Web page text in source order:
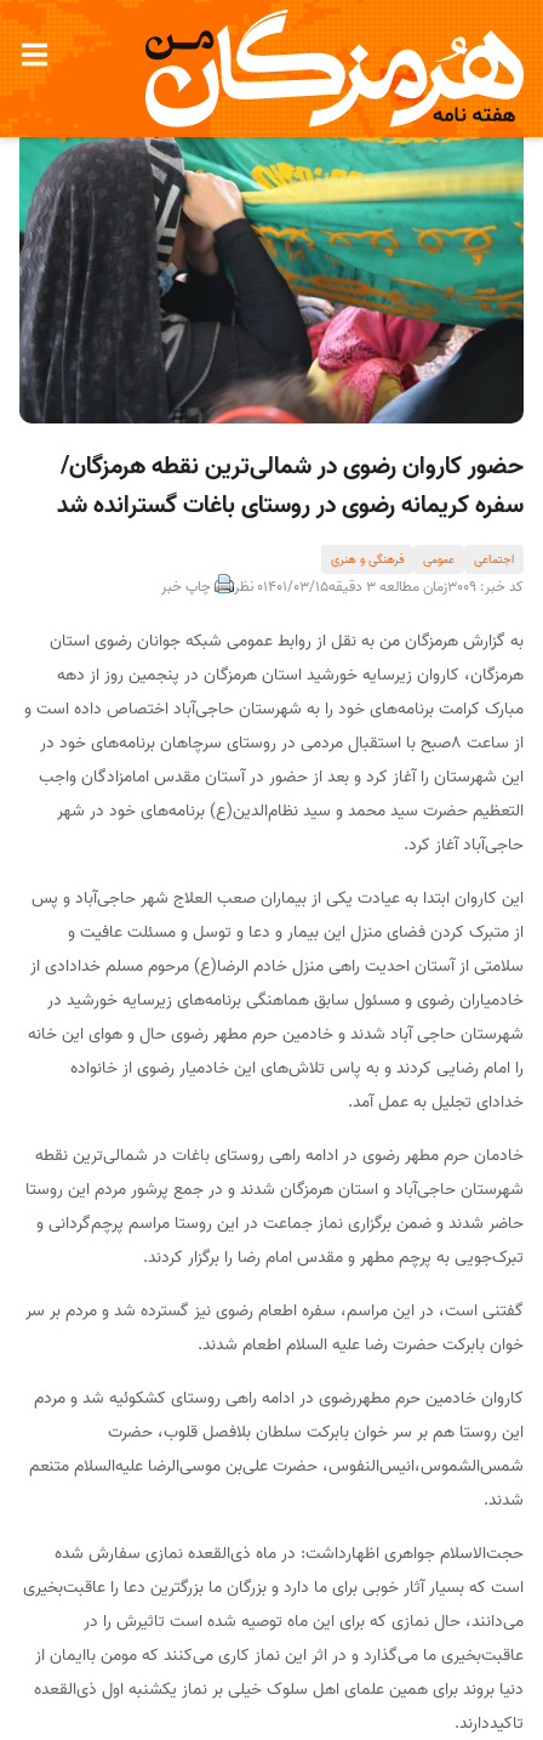
حضور کاروان رضوی در شمالی‌‌ترین نقطه هرمزگان/
سفره کریمانه رضوی در روستای باغات گسترانده شد
اجتماعی عمومی فرهنگی و هنری
کد خبر: 3009 زمان مطالعه 3 دقیقه 1401/03/150 نظر چاپ خبر
به گزارش هرمزگان من به نقل از روابط‌ عمومی شبکه جوانان رضوی استان
هرمزگان، کاروان زیرسایه خورشید استان هرمزگان در پنجمین روز از دهه
مبارک کرامت برنامه‌های خود را به شهرستان حاجی‌آباد اختصاص داده است و
از ساعت ۸صبح با استقبال مردمی در روستای سرچاهان برنامه‌‌های خود در
این شهرستان را آغاز کرد و بعد از حضور در آستان مقدس امامزادگان واجب
التعظیم حضرت سید محمد و سید نظام‌الدین(ع) برنامه‌های خود در شهر
حاجی‌آباد آغاز کرد.
این کاروان ابتدا به عیادت یکی از بیماران صعب العلاج شهر حاجی‌آباد و پس
از متبرک کردن فضای منزل این بیمار و دعا و توسل و مسئلت عافیت و
سلامتی از آستان احدیت راهی منزل خادم الرضا(ع) مرحوم مسلم خدادادی از
خادمیاران رضوی و مسئول سابق هماهنگی برنامه‌های زیرسایه خورشید در
شهرستان حاجی آباد شدند و خادمین حرم مطهر رضوی حال و هوای این خانه
را امام رضایی کردند و به پاس تلاش‌های این خادمیار رضوی از خانواده
خدادای تجلیل به عمل آمد.
خادمان حرم مطهر رضوی در ادامه راهی روستای باغات در شمالی‌ترین نقطه
شهرستان حاجی‌آباد و استان هرمزگان شدند و در جمع پرشور مردم این روستا
حاضر شدند و ضمن برگزاری نماز جماعت در این روستا مراسم پرچم‌گردانی و
تبرک‌جویی به پرچم مطهر و مقدس امام رضا را برگزار کردند.
گفتنی است، در این مراسم، سفره اطعام رضوی نیز گسترده شد و مردم بر سر
خوان بابرکت حضرت رضا علیه السلام اطعام شدند.
کاروان خادمین حرم مطهررضوی در ادامه راهی روستای کشکوئیه شد و مردم
این روستا هم بر سر خوان بابرکت سلطان بلافصل قلوب، حضرت
شمس‌الشموس،انیس‌النفوس، حضرت علی‌بن موسی‌الرضا علیه‌السلام متنعم
شدند.
حجت‌الاسلام جواهری اظهارداشت: در ماه ذی‌القعده نمازی سفارش شده
است که بسیار آثار خوبی برای ما دارد و بزرگان ما بزرگترین دعا را عاقبت‌بخیری
می‌دانند، حال نمازی که برای این ماه توصیه شده است تاثیرش را در
عاقبت‌بخیری ما می‌گذارد و در اثر این نماز کاری می‌کنند که مومن باایمان از
دنیا بروند برای همین علمای اهل سلوک خیلی بر نماز یکشنبه اول ذی‌القعده
تاکید‌دارند.